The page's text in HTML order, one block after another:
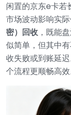
闲置的京东e卡若
市场波动影响实
密）回收，既能
似简单，但其中
收失败或到账延
个流程更顺畅高效